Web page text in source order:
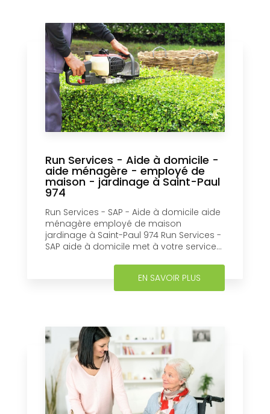
Run Services - Aide à domicile -
aide ménagère - employé de
maison - jardinage à Saint-Paul
974
Run Services - SAP - Aide à domicile aide
ménagère employé de maison
jardinage à Saint-Paul 974 Run Services -
SAP aide à domicile met à votre service...
EN SAVOIR PLUS